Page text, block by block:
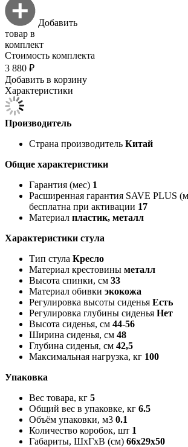
Добавить
товар в
комплект
Стоимость комплекта
3 880 ₽
Добавить в корзину
Характеристики
Производитель
Страна производитель Китай
Общие характеристики
Гарантия (мес) 1
Расширенная гарантия SAVE PLUS
бесплатна при активации 17
Материал пластик, металл
Характеристики стула
Тип стула Кресло
Материал крестовины металл
Высота спинки, см 33
Материал обивки экокожа
Регулировка высоты сиденья Есть
Регулировка глубины сиденья Нет
Высота сиденья, см 44-56
Ширина сиденья, см 48
Глубина сиденья, см 42,5
Максимальная нагрузка, кг 100
Упаковка
Вес товара, кг 5
Общий вес в упаковке, кг 6.5
Объём упаковки, м3 0.1
Количество коробок, шт 1
Габариты, ШxГxВ (см) 66x29x50